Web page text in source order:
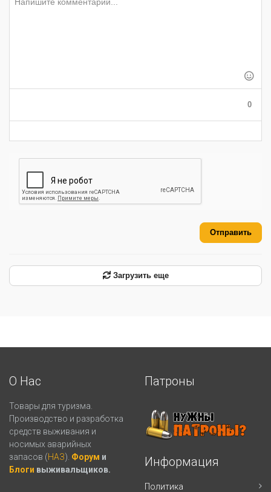
0
Отправить
Загрузить еще
О Нас
Товары для туризма.
Производство и разработка
средств выживания и
носимых аварийных
запасов (НАЗ). Форум и
Блоги выживальщиков.
Патроны
Информация
Политика